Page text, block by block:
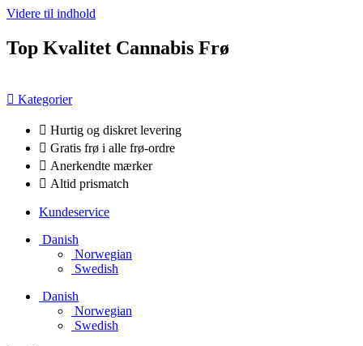
Videre til indhold
Top Kvalitet Cannabis Frø
Kategorier
Hurtig og diskret levering
Gratis frø i alle frø-ordre
Anerkendte mærker
Altid prismatch
Kundeservice
Danish
Norwegian
Swedish
Danish
Norwegian
Swedish